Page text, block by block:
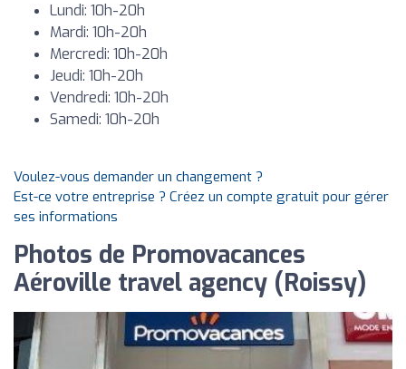
Lundi: 10h-20h
Mardi: 10h-20h
Mercredi: 10h-20h
Jeudi: 10h-20h
Vendredi: 10h-20h
Samedi: 10h-20h
Voulez-vous demander un changement ?
Est-ce votre entreprise ? Créez un compte gratuit pour gérer
ses informations
Photos de Promovacances
Aéroville travel agency (Roissy)